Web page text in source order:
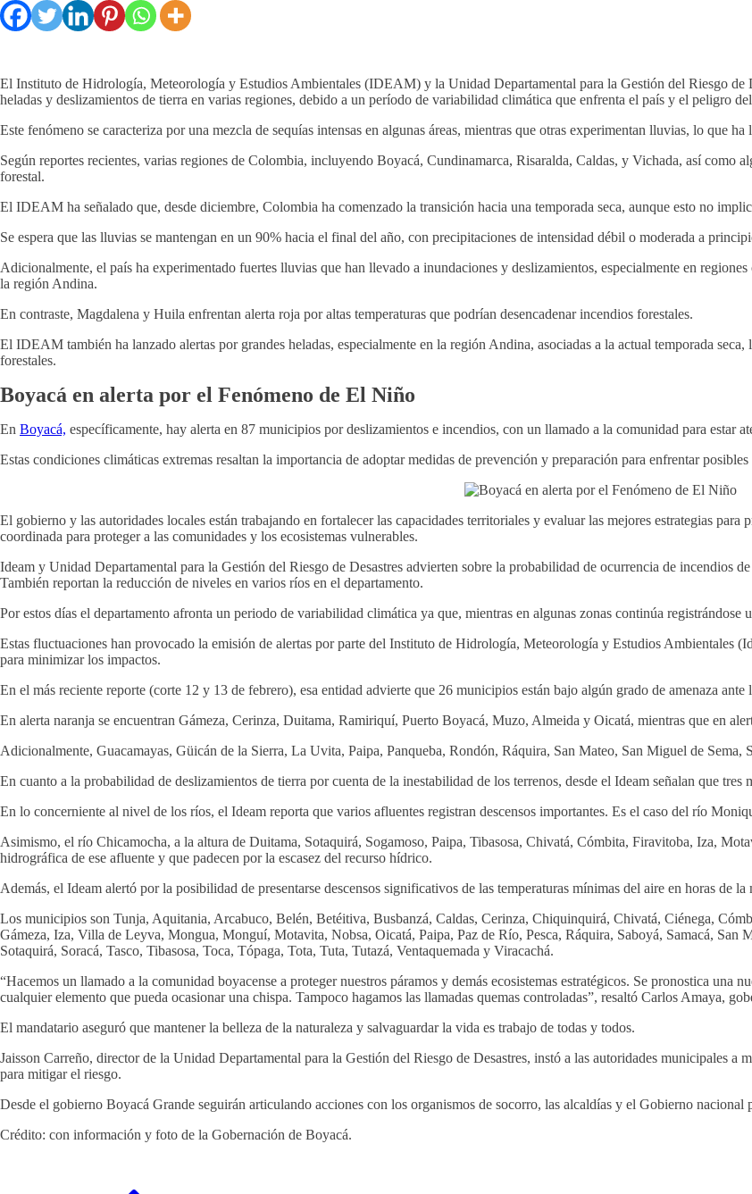
El Instituto de Hidrología, Meteorología y Estudios Ambientales (IDEAM) y la Unidad Departamental para la Gestión del Riesgo de
heladas y deslizamientos de tierra en varias regiones, debido a un período de variabilidad climática que enfrenta el país y el peligro
Este fenómeno se caracteriza por una mezcla de sequías intensas en algunas áreas, mientras que otras experimentan lluvias, lo que
Según reportes recientes, varias regiones de Colombia, incluyendo Boyacá, Cundinamarca, Risaralda, Caldas, y Vichada, así como
forestal.
El IDEAM ha señalado que, desde diciembre, Colombia ha comenzado la transición hacia una temporada seca, aunque esto no
Se espera que las lluvias se mantengan en un 90% hacia el final del año, con precipitaciones de intensidad débil o moderada a
Adicionalmente, el país ha experimentado fuertes lluvias que han llevado a inundaciones y deslizamientos, especialmente en
la región Andina.
En contraste, Magdalena y Huila enfrentan alerta roja por altas temperaturas que podrían desencadenar incendios forestales​​.
El IDEAM también ha lanzado alertas por grandes heladas, especialmente en la región Andina, asociadas a la actual temporada
forestales​​.
Boyacá en alerta por el Fenómeno de El Niño
En Boyacá, específicamente, hay alerta en 87 municipios por deslizamientos e incendios, con un llamado a la comunidad para estar
Estas condiciones climáticas extremas resaltan la importancia de adoptar medidas de prevención y preparación para enfrentar posibles
El gobierno y las autoridades locales están trabajando en fortalecer las capacidades territoriales y evaluar las mejores estrategias
coordinada para proteger a las comunidades y los ecosistemas vulnerables.
Ideam y Unidad Departamental para la Gestión del Riesgo de Desastres advierten sobre la probabilidad de ocurrencia de incendios
También reportan la reducción de niveles en varios ríos en el departamento.
Por estos días el departamento afronta un periodo de variabilidad climática ya que, mientras en algunas zonas continúa registrándose
Estas fluctuaciones han provocado la emisión de alertas por parte del Instituto de Hidrología, Meteorología y Estudios Ambientales
para minimizar los impactos.
En el más reciente reporte (corte 12 y 13 de febrero), esa entidad advierte que 26 municipios están bajo algún grado de amenaza
En alerta naranja se encuentran Gámeza, Cerinza, Duitama, Ramiriquí, Puerto Boyacá, Muzo, Almeida y Oicatá, mientras que en
Adicionalmente, Guacamayas, Güicán de la Sierra, La Uvita, Paipa, Panqueba, Rondón, Ráquira, San Mateo, San Miguel de Sema,
En cuanto a la probabilidad de deslizamientos de tierra por cuenta de la inestabilidad de los terrenos, desde el Ideam señalan que
En lo concerniente al nivel de los ríos, el Ideam reporta que varios afluentes registran descensos importantes. Es el caso del río
Asimismo, el río Chicamocha, a la altura de Duitama, Sotaquirá, Sogamoso, Paipa, Tibasosa, Chivatá, Cómbita, Firavitoba, Iza,
hidrográfica de ese afluente y que padecen por la escasez del recurso hídrico.
Además, el Ideam alertó por la posibilidad de presentarse descensos significativos de las temperaturas mínimas del aire en horas de
Los municipios son Tunja, Aquitania, Arcabuco, Belén, Betéitiva, Busbanzá, Caldas, Cerinza, Chiquinquirá, Chivatá, Ciénega,
Gámeza, Iza, Villa de Leyva, Mongua, Monguí, Motavita, Nobsa, Oicatá, Paipa, Paz de Río, Pesca, Ráquira, Saboyá, Samacá, San
Sotaquirá, Soracá, Tasco, Tibasosa, Toca, Tópaga, Tota, Tuta, Tutazá, Ventaquemada y Viracachá.
“Hacemos un llamado a la comunidad boyacense a proteger nuestros páramos y demás ecosistemas estratégicos. Se pronostica una
cualquier elemento que pueda ocasionar una chispa. Tampoco hagamos las llamadas quemas controladas”, resaltó Carlos Amaya,
El mandatario aseguró que mantener la belleza de la naturaleza y salvaguardar la vida es trabajo de todas y todos.
Jaisson Carreño, director de la Unidad Departamental para la Gestión del Riesgo de Desastres, instó a las autoridades municipales a
para mitigar el riesgo.
Desde el gobierno Boyacá Grande seguirán articulando acciones con los organismos de socorro, las alcaldías y el Gobierno nacional
Crédito: con información y foto de la Gobernación de Boyacá.